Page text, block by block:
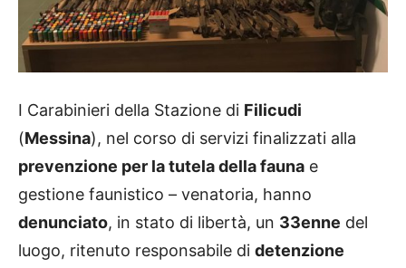
I Carabinieri della Stazione di Filicudi
(Messina), nel corso di servizi finalizzati alla
prevenzione per la tutela della fauna e
gestione faunistico – venatoria, hanno
denunciato, in stato di libertà, un 33enne del
luogo, ritenuto responsabile di detenzione